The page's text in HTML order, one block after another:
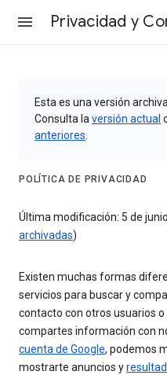
Esta es una versión
Consulta la versión actual
anteriores
POLÍTICA DE PRIVACIDAD
Última modificación: 5 de
archivadas)
Existen muchas formas
servicios para buscar y
contacto con otros usuarios
compartes información con
cuenta de Google, podemos
mostrarte anuncios y